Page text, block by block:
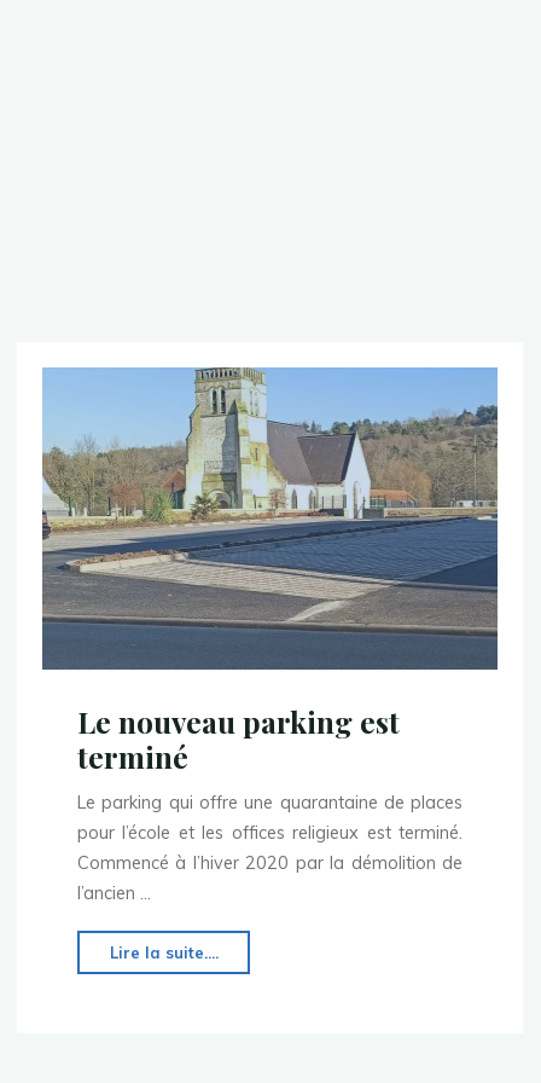
Le nouveau parking est
terminé
Le parking qui offre une quarantaine de places
pour l’école et les offices religieux est terminé.
Commencé à l’hiver 2020 par la démolition de
l’ancien …
Lire la suite....
nouveau